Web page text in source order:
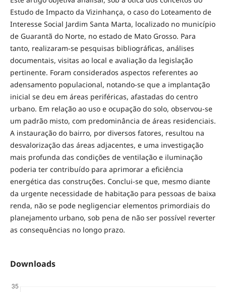
Estudo de Impacto da Vizinhança, o caso do Loteamento de
Interesse Social Jardim Santa Marta, localizado no município
de Guarantã do Norte, no estado de Mato Grosso. Para
tanto, realizaram-se pesquisas bibliográficas, análises
documentais, visitas ao local e avaliação da legislação
pertinente. Foram considerados aspectos referentes ao
adensamento populacional, notando-se que a implantação
inicial se deu em áreas periféricas, afastadas do centro
urbano. Em relação ao uso e ocupação do solo, observou-se
um padrão misto, com predominância de áreas residenciais.
A instauração do bairro, por diversos fatores, resultou na
desvalorização das áreas adjacentes, e uma investigação
mais profunda das condições de ventilação e iluminação
poderia ter contribuído para aprimorar a eficiência
energética das construções. Conclui-se que, mesmo diante
da urgente necessidade de habitação para pessoas de baixa
renda, não se pode negligenciar elementos primordiais do
planejamento urbano, sob pena de não ser possível reverter
as consequências no longo prazo.
Downloads